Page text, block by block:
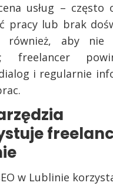
usług – często
pracy lub brak
również, aby nie
freelancer
i regularnie
w Lublinie